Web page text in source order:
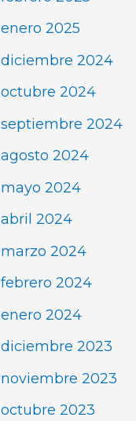
enero 2025
diciembre 2024
octubre 2024
septiembre 2024
agosto 2024
mayo 2024
abril 2024
marzo 2024
febrero 2024
enero 2024
diciembre 2023
noviembre 2023
octubre 2023